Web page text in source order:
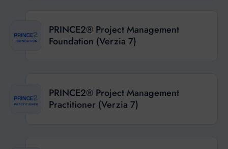
PRINCE2® Project Management
Foundation (Verzia 7)
PRINCE2® Project Management
Practitioner (Verzia 7)